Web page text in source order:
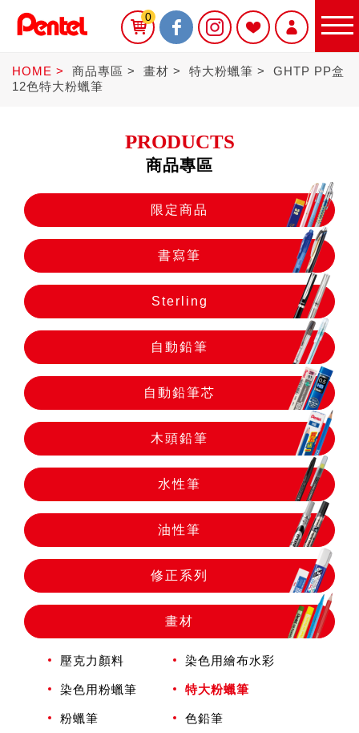
限定商品
書寫筆
Sterling
自動鉛筆
自動鉛筆芯
木頭鉛筆
水性筆
油性筆
修正系列
0
HOME 商品專區 畫材 特大粉蠟筆
GHTP PP盒
12色特大粉蠟筆
PRODUCTS
商品專區
限定商品
書寫筆
Sterling
自動鉛筆
自動鉛筆芯
木頭鉛筆
水性筆
油性筆
修正系列
畫材
壓克力顏料 染色用繪布水彩
染色用粉蠟筆 特大粉蠟筆
粉蠟筆 色鉛筆